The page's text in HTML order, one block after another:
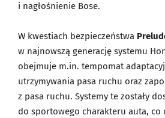
i nagłośnienie Bose.
W kwestiach bezpieczeństwa
w najnowszą generację systemu
obejmuje m.in. tempomat
utrzymywania pasa ruchu oraz
z pasa ruchu. Systemy te zostały
do sportowego charakteru auta, co